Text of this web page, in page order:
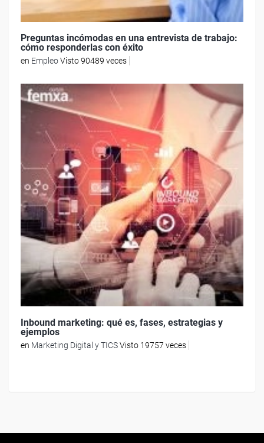
Preguntas incómodas en una entrevista de trabajo:
cómo responderlas con éxito
en EmpleoVisto 90489 veces
Inbound marketing: qué es, fases, estrategias y
ejemplos
en Marketing Digital y TICSVisto 19757 veces